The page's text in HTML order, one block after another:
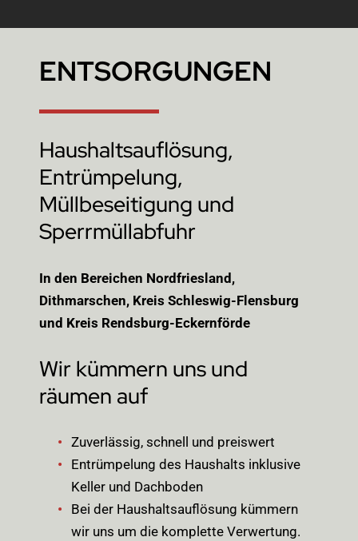
ENTSORGUNGEN
Haushaltsauflösung,
Entrümpelung,
Müllbeseitigung und
Sperrmüllabfuhr
In den Bereichen Nordfriesland,
Dithmarschen, Kreis Schleswig-Flensburg
und Kreis Rendsburg-Eckernförde
Wir kümmern uns und
räumen auf
Zuverlässig, schnell und preiswert
Entrümpelung des Haushalts inklusive
Keller und Dachboden
Bei der Haushaltsauflösung kümmern
wir uns um die komplette Verwertung.